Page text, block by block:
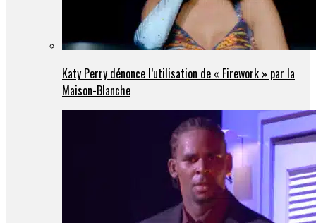
Katy Perry dénonce l’utilisation de « Firework » par la
Maison-Blanche